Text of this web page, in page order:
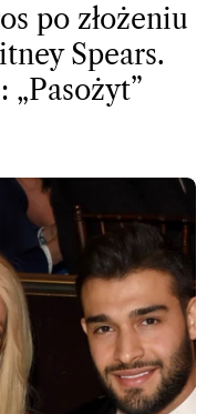
po złożeniu
Spears.